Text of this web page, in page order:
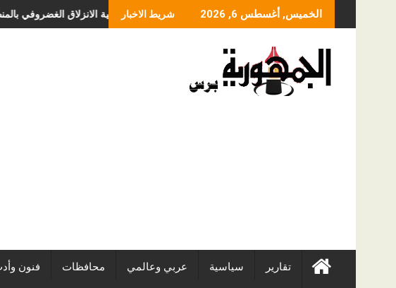
to
الخميس, أغسطس 6, 2026 شريط الاخبار ما الذي يحدد سعر عملية
تقارير سياسية عربي وعالمي محافظات فنون